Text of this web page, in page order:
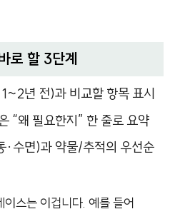
로 할 3단계
년 전)과 비교할 항목 표시
“왜 필요한지” 한 줄로 요약
·수면)과 약물/추적의 우선순
스는 이겁니다. 예를 들어